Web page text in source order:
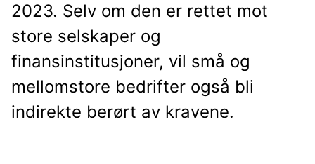
2023. Selv om den er rettet mot
store selskaper og
finansinstitusjoner, vil små og
mellomstore bedrifter også bli
indirekte berørt av kravene.